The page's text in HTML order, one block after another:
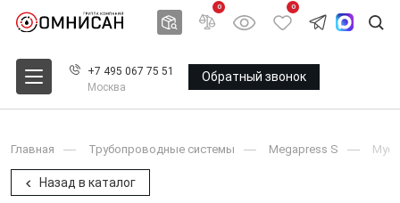
0 0
+7 495 067 75 51
Москва
Обратный звонок
Главная Трубопроводные системы Megapress S
Назад в каталог